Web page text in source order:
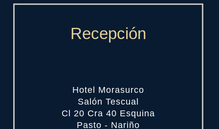
Recepción
Hotel Morasurco
Salón Tescual
Cl 20 Cra 40 Esquina
Pasto - Nariño